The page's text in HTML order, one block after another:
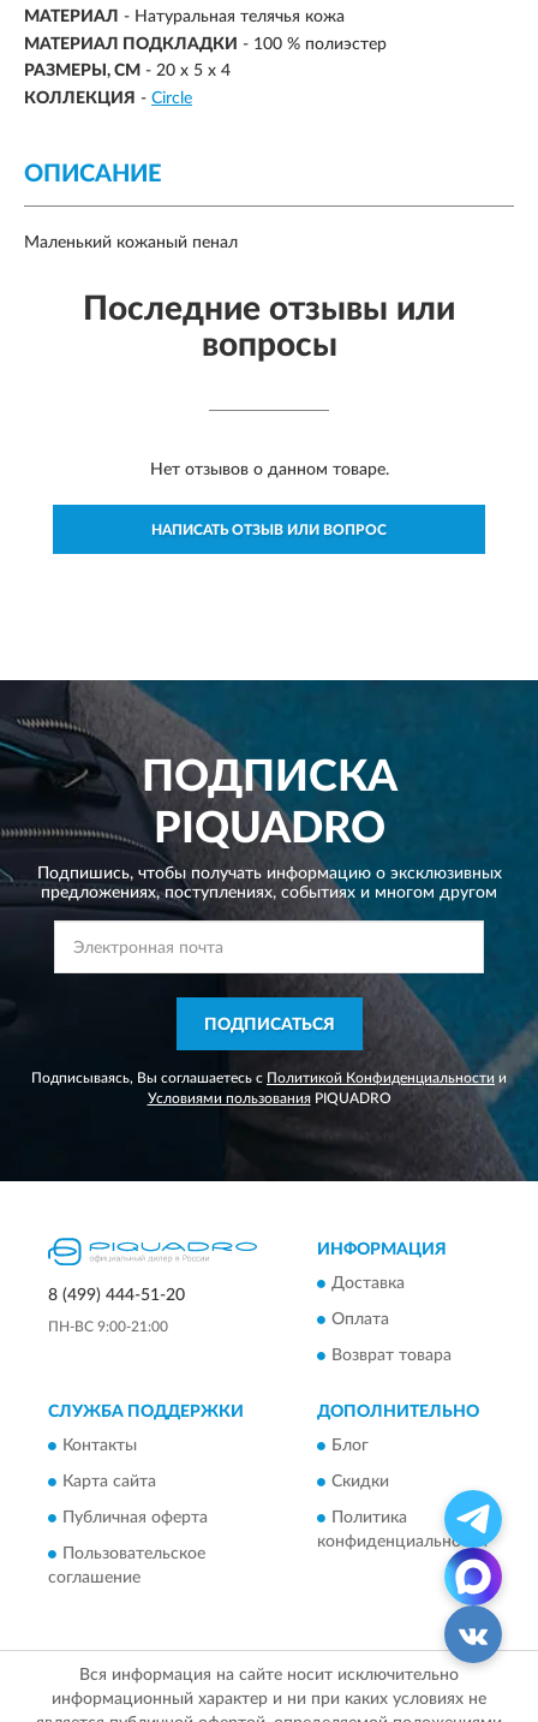
МАТЕРИАЛ - Натуральная телячья кожа
МАТЕРИАЛ ПОДКЛАДКИ - 100 % полиэстер
РАЗМЕРЫ, СМ - 20 х 5 х 4
КОЛЛЕКЦИЯ - Circle
ОПИСАНИЕ
Маленький кожаный пенал
Последние отзывы или
вопросы
Нет отзывов о данном товаре.
НАПИСАТЬ ОТЗЫВ ИЛИ ВОПРОС
ПОДПИСКА
PIQUADRO
Подпишись, чтобы получать информацию о эксклюзивных
предложениях,поступлениях, событиях и многом другом
ПОДПИСАТЬСЯ
Подписываясь, Вы соглашаетесь с Политикой Конфиденциальности и
Условиями пользованияPIQUADRO
8 (499) 444-51-20
ПН-ВС 9:00-21:00
ИНФОРМАЦИЯ
Доставка
Оплата
Возврат товара
СЛУЖБА ПОДДЕРЖКИ
Контакты
Карта сайта
Публичная оферта
Пользовательское
соглашение
ДОПОЛНИТЕЛЬНО
Блог
Скидки
Политика
конфиденциальности
Вся информация на сайте носит исключительно
информационный характер и ни при каких условиях не